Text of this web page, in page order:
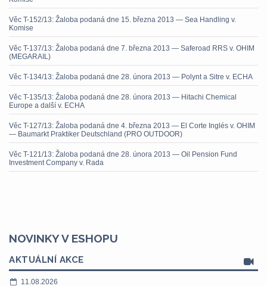
Věc T-152/13: Žaloba podaná dne 15. března 2013 — Sea Handling v.
Komise
Věc T-137/13: Žaloba podaná dne 7. března 2013 — Saferoad RRS v. OHIM
(MEGARAIL)
Věc T-134/13: Žaloba podaná dne 28. února 2013 — Polynt a Sitre v. ECHA
Věc T-135/13: Žaloba podaná dne 28. února 2013 — Hitachi Chemical
Europe a další v. ECHA
Věc T-127/13: Žaloba podaná dne 4. března 2013 — El Corte Inglés v. OHIM
— Baumarkt Praktiker Deutschland (PRO OUTDOOR)
Věc T-121/13: Žaloba podaná dne 28. února 2013 — Oil Pension Fund
Investment Company v. Rada
NOVINKY V ESHOPU
AKTUÁLNÍ AKCE
11.08.2026